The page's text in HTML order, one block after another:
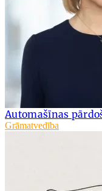
Automašīnas
Grāmatvedība